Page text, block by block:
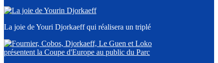
La joie de Youri Djorkaeff qui réalisera un triplé